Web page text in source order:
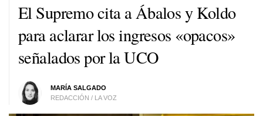
El Supremo cita a Ábalos y Koldo
para aclarar los ingresos «opacos»
señalados por la UCO
MARÍA SALGADO
REDACCIÓN / LA VOZ